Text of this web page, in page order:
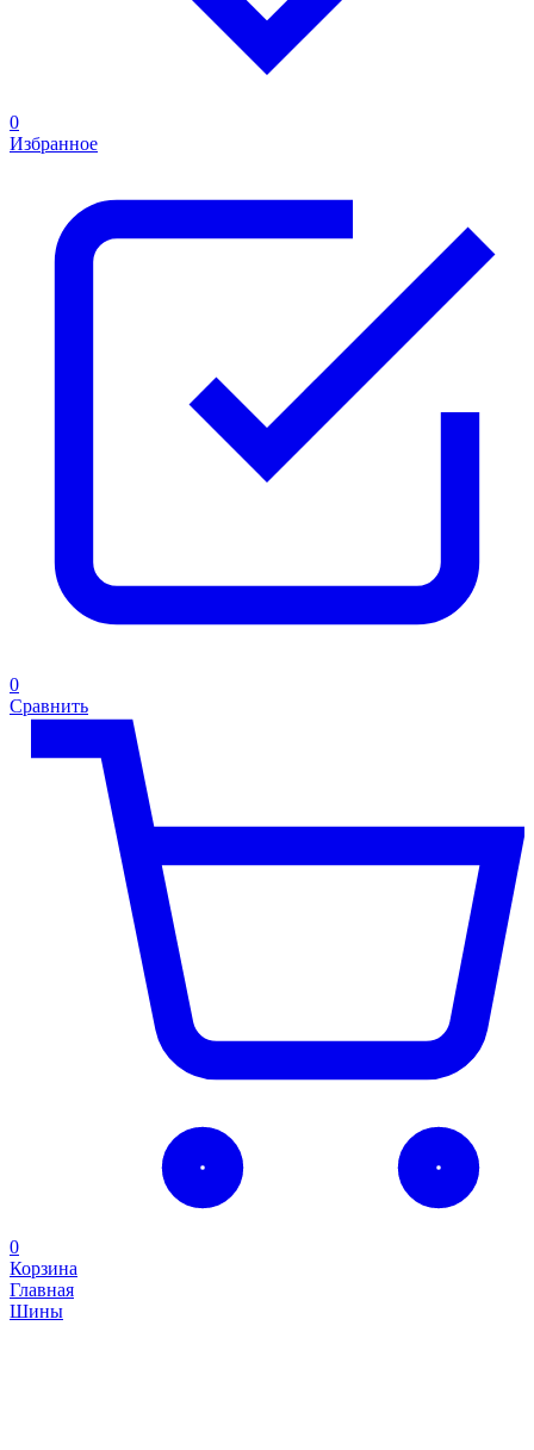
0
Избранное
0
Сравнить
0
Корзина
Главная
Шины